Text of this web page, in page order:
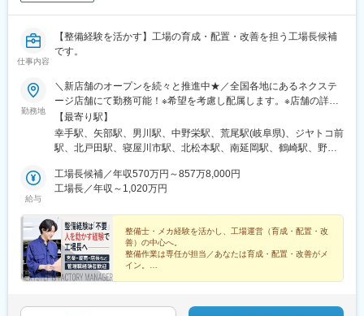
仕事内容
【整備経験を活かす】工場の育成・配置・改善を担う工場長候補
です。
勤務地
＼新店舗のオープンを続々と推進中★／全国各地にあるネクステ
ージ店舗にて勤務可能！※希望を考慮し配属します。※店舗の詳細
については下記＜勤務地一覧＞をご確認ください。転勤がない働
き方のご希望もOK！★エリア限定(中域型)★転勤なし(地域型)で
の勤務形態も選択可能です！★自動車通勤OK（一部除く）★受動
城郡茨城町長岡矢頭3530SUV LAND名古屋／愛知県名古屋市緑区
大高町丸の内36番1
【最寄り駅】
幸手駅、矢部駅、男川駅、中野栄駅、荒尾駅(岐阜県)、ジヤトコ前
駅、北戸田駅、寝屋川市駅、北松本駅、南延岡駅、鶴崎駅、野々
駅(名古屋市営)、美合駅、朝菜町駅、小池駅、西小泉駅、日進駅
(愛知県)、置賜駅、石浜駅、岡本駅(栃木県)、矢場町駅、竜王駅、
(山口県)、南町田グランベリーパーク駅、岐南駅、新浜松駅、東新
潟駅、長泉なめり駅、港南台駅、船岡駅(宮城県)、塚目駅、東陽町
駅、新金岡駅、喜多山駅(愛知県)、東静岡駅、幕張駅、牛山駅、南
草津駅、西那須野駅、湘南深沢駅、道ノ尾駅、南大高駅、土橋駅
(愛媛県)、鼓ケ浦駅、神領駅、森林公園駅(北海道)、西飾磨駅、土
ししぶ駅、センター南駅、泉中央駅、佐賀駅、千川駅、南郷１８
給与
工場長候補／年収570万円～857万8,000円
工場長／年収～1,020万円
整備士・メカ経験を活かし、工場運営（育成・配置・改
善）の中心へ。
整備作業は専任が担当／あなたは育成・配置・改善がメ
イン。